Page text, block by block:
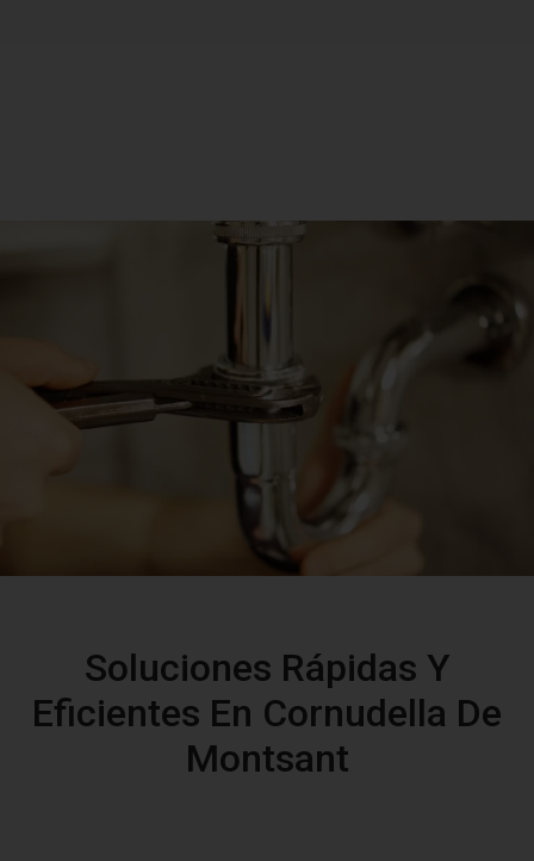
Soluciones Rápidas Y
Eficientes En Cornudella De
Montsant